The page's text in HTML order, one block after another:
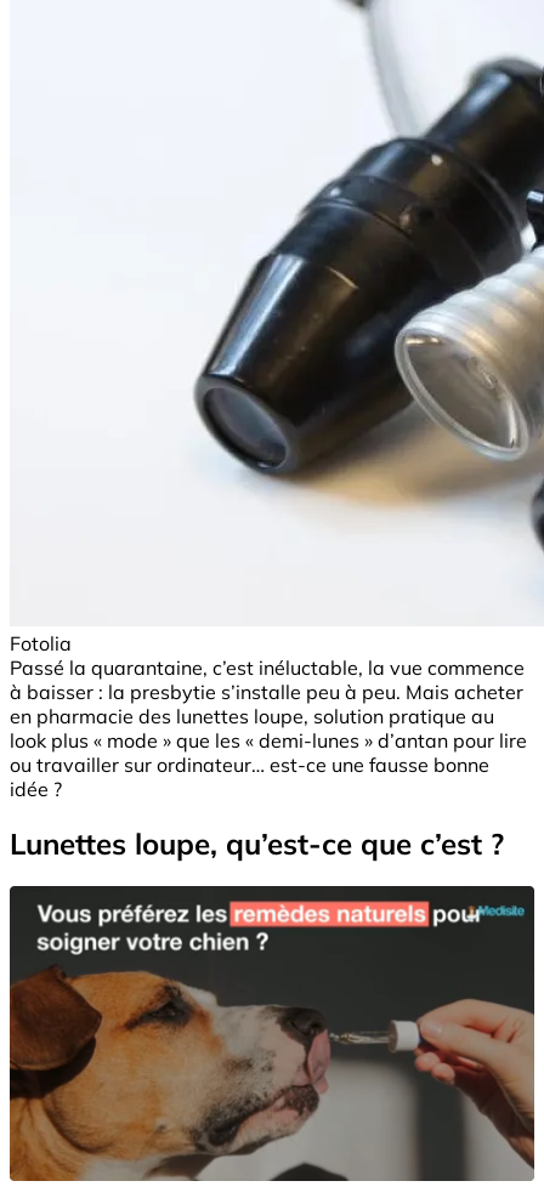
Fotolia
Passé la quarantaine, c’est inéluctable, la vue commence
à baisser : la presbytie s’installe peu à peu. Mais acheter
en pharmacie des lunettes loupe, solution pratique au
look plus « mode » que les « demi-lunes » d’antan pour lire
ou travailler sur ordinateur… est-ce une fausse bonne
idée ?
Lunettes loupe, qu’est-ce que c’est ?